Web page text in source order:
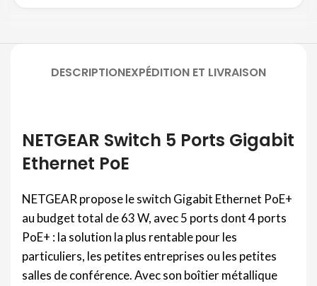
DESCRIPTIONEXPÉDITION ET LIVRAISON
NETGEAR Switch 5 Ports Gigabit
Ethernet PoE
NETGEAR propose le switch Gigabit Ethernet PoE+
au budget total de 63 W, avec 5 ports dont 4 ports
PoE+ : la solution la plus rentable pour les
particuliers, les petites entreprises ou les petites
salles de conférence. Avec son boîtier métallique